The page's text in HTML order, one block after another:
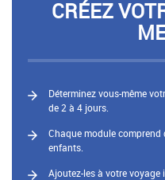
CRÉEZ
Déterminez vous-même
de 2 à 4 jours.
Chaque module
enfants.
Ajoutez-les à votre